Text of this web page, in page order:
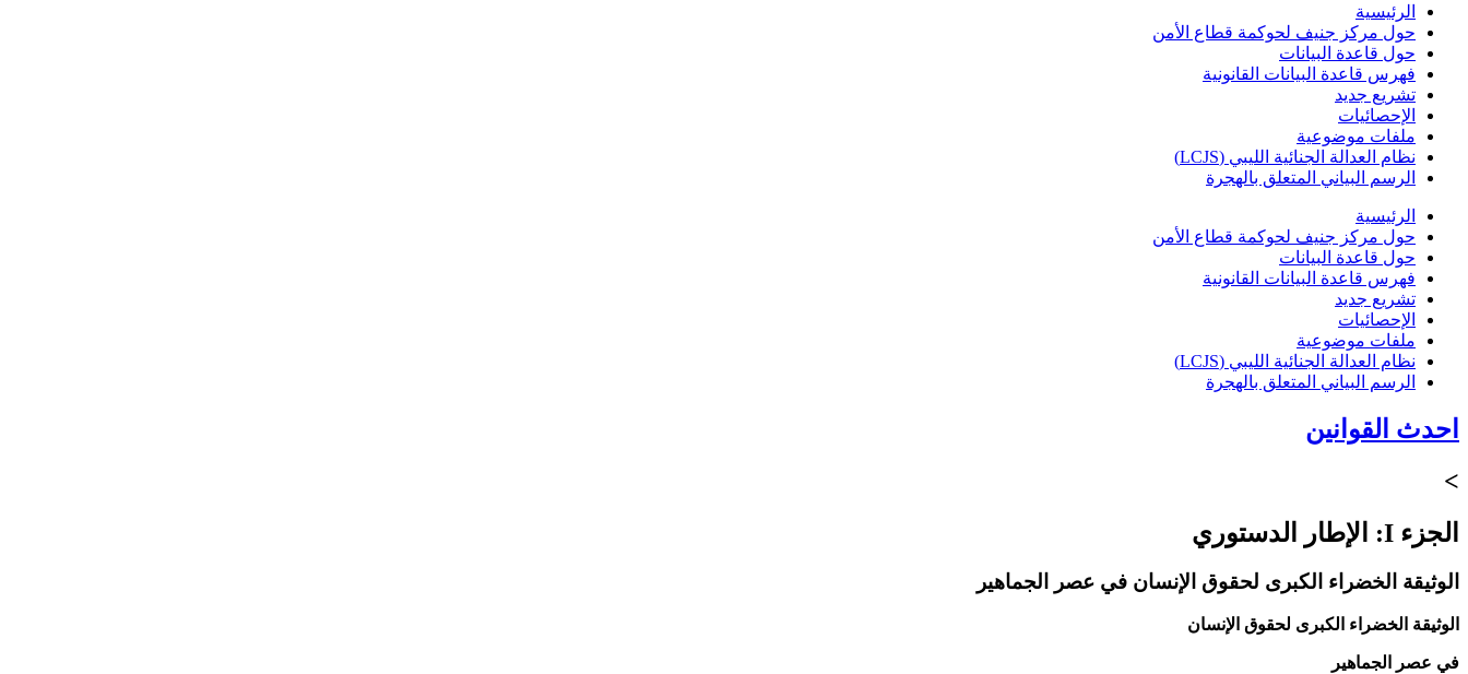
الرئيسية
حول مركز جنيف لحوكمة قطاع الأمن
حول قاعدة البيانات
فهرس قاعدة البيانات القانونية
تشريع جديد
الإحصائيات
ملفات موضوعية
نظام العدالة الجنائية الليبي (LCJS)
الرسم البياني المتعلق بالهجرة
الرئيسية
حول مركز جنيف لحوكمة قطاع الأمن
حول قاعدة البيانات
فهرس قاعدة البيانات القانونية
تشريع جديد
الإحصائيات
ملفات موضوعية
نظام العدالة الجنائية الليبي (LCJS)
الرسم البياني المتعلق بالهجرة
احدث القوانين
>
الجزء I: الإطار الدستوري
الوثيقة الخضراء الكبرى لحقوق الإنسان في عصر الجماهير
الوثيقة الخضراء الكبرى لحقوق الإنسان
في عصر الجماهير